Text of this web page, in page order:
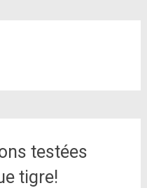
testées
tigre!